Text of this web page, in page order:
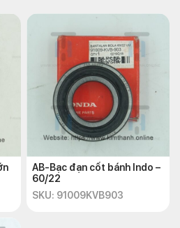
AB-Bạc đạn cốt bánh Indo –
60/22
SKU: 91009KVB903